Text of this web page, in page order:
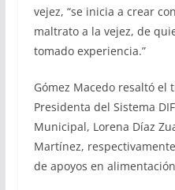
vejez, “se inicia a crear
maltrato a la vejez, de
tomado experiencia.”
Gómez Macedo resaltó el
Presidenta del Sistema
Municipal, Lorena Díaz
Martínez,
de apoyos en